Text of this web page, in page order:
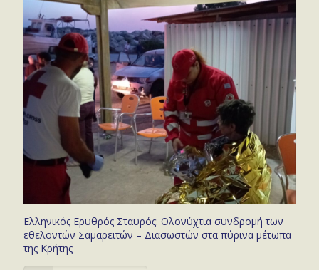
Ελληνικός Ερυθρός Σταυρός: Ολονύχτια συνδρομή των
εθελοντών Σαμαρειτών – Διασωστών στα πύρινα μέτωπα
της Κρήτης